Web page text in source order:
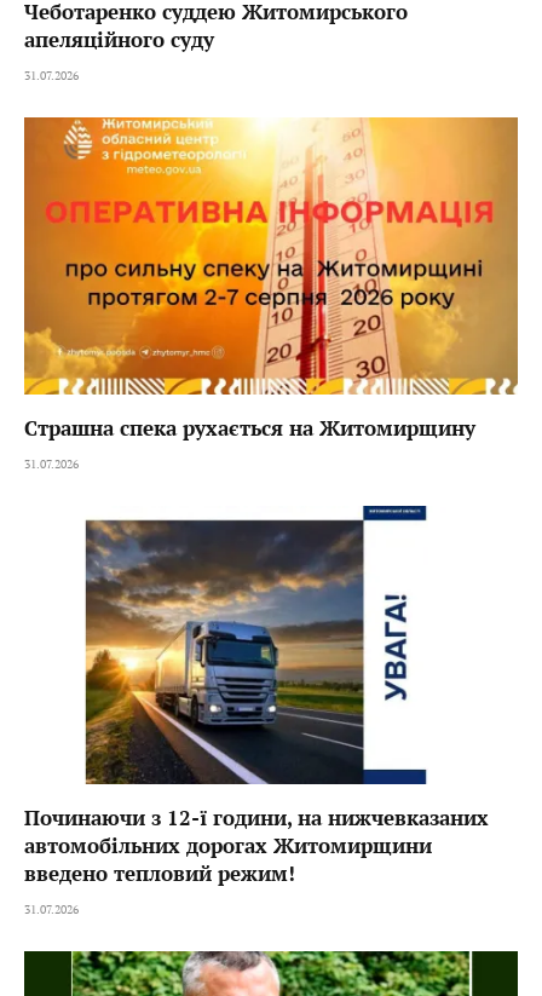
Чеботаренко суддею Житомирського
апеляційного суду
31.07.2026
Страшна спека рухається на Житомирщину
31.07.2026
Починаючи з 12-ї години, на нижчевказаних
автомобільних дорогах Житомирщини
введено тепловий режим!
31.07.2026